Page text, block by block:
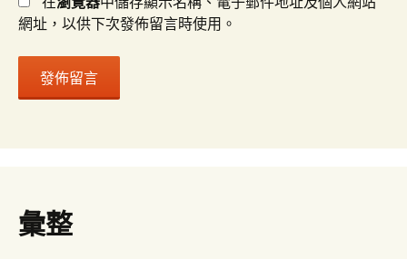
網址，以供下次發佈留言時使用。
彙整